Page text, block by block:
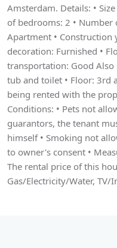
Amsterdam. Details: •
of bedrooms: 2 • Number
Apartment • Construction
decoration: Furnished •
transportation: Good Also
tub and toilet • Floor: 3rd
being rented with the
Conditions: • Pets not
guarantors, the tenant
himself • Smoking not
to owner's consent •
The rental price of this
Gas/Electricity/Water, TV/